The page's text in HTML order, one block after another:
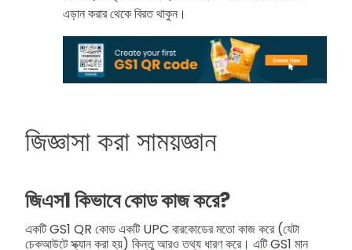
এড়ান করার থেকে বিরত থাকুন।
জিজ্ঞাসা করা সাময়জ্ঞান
জিএস1 কিভাবে কোড কাজ করে?
একটি GS1 QR কোড একটি UPC বারকোডের মতো কাজ করে (যেটা
চেকআউটে স্ক্যান করা হয়) কিন্তু আরও তথ্য ধারণ করে। এটি GS1 মান